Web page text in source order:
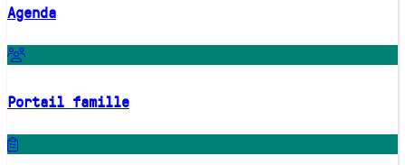
Agenda
Portail famille